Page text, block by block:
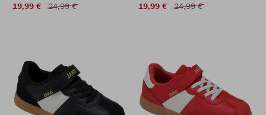
19,99 €
24,99 €
19,99 €
24,99 €